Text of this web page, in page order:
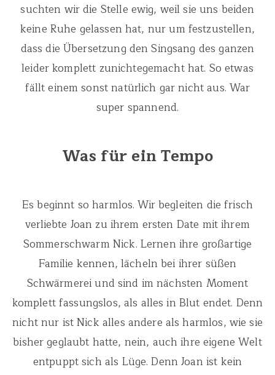
suchten wir die Stelle ewig, weil sie uns beiden
keine Ruhe gelassen hat, nur um festzustellen,
dass die Übersetzung den Singsang des ganzen
leider komplett zunichtegemacht hat. So etwas
fällt einem sonst natürlich gar nicht aus. War
super spannend.
Was für ein Tempo
Es beginnt so harmlos. Wir begleiten die frisch
verliebte Joan zu ihrem ersten Date mit ihrem
Sommerschwarm Nick. Lernen ihre großartige
Familie kennen, lächeln bei ihrer süßen
Schwärmerei und sind im nächsten Moment
komplett fassungslos, als alles in Blut endet. Denn
nicht nur ist Nick alles andere als harmlos, wie sie
bisher geglaubt hatte, nein, auch ihre eigene Welt
entpuppt sich als Lüge. Denn Joan ist kein